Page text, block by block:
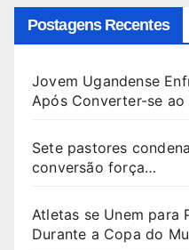
Postagens Recentes
Jovem Ugandense
Após Converter-se
Sete pastores
conversão força…
Atletas se Unem para
Durante a Copa do